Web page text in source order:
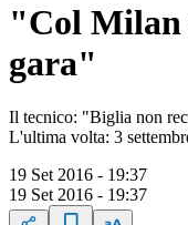
"Col Milan
gara"
Il tecnico: "Biglia non
L'ultima volta: 3
19 Set 2016 - 19:37
19 Set 2016 - 19:37